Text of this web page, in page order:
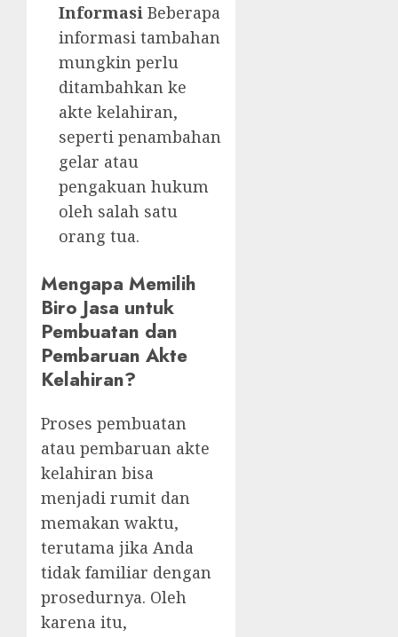
Informasi Beberapa
informasi tambahan
mungkin perlu
ditambahkan ke
akte kelahiran,
seperti penambahan
gelar atau
pengakuan hukum
oleh salah satu
orang tua.
Mengapa Memilih
Biro Jasa untuk
Pembuatan dan
Pembaruan Akte
Kelahiran?
Proses pembuatan
atau pembaruan akte
kelahiran bisa
menjadi rumit dan
memakan waktu,
terutama jika Anda
tidak familiar dengan
prosedurnya. Oleh
karena itu,